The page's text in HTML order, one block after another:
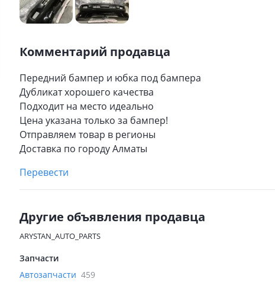
Комментарий продавца
Передний бампер и юбка под бампера
Дубликат хорошего качества
Подходит на место идеально
Цена указана только за бампер!
Отправляем товар в регионы
Доставка по городу Алматы
Перевести
Другие объявления продавца
ARYSTAN_AUTO_PARTS
Запчасти
Автозапчасти 459